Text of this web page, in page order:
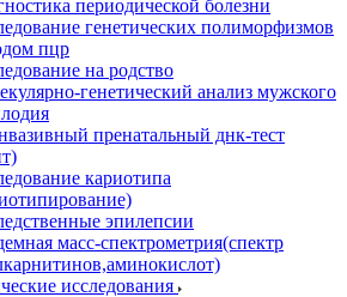
периодической болезни
генетических полиморфизмов
пцр
на родство
генетический анализ мужского
пренатальный днк-тест
кариотипа
эпилепсии
масс-спектрометрия(спектр
исследования